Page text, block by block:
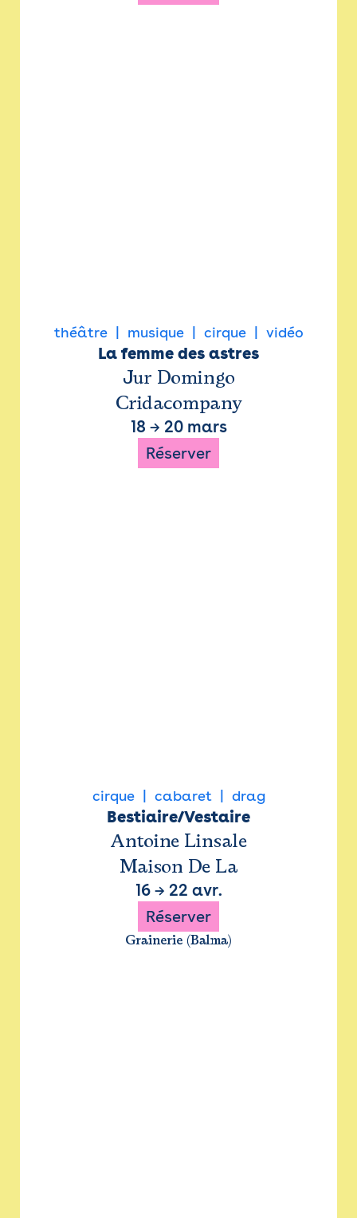
théâtre musique cirque vidéo
La femme des astres
Jur Domingo
Cridacompany
18 → 20 mars
Réserver
cirque cabaret drag
Bestiaire/Vestaire
Antoine Linsale
Maison De La
16→ 22 avr.
Réserver
Grainerie (Balma)